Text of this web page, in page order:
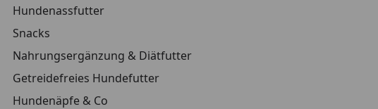
Hundenassfutter
Snacks
Nahrungsergänzung & Diätfutter
Getreidefreies Hundefutter
Hundenäpfe & Co